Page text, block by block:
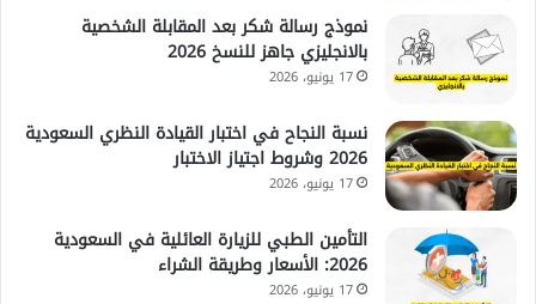
نموذج رسالة شكر بعد المقابلة الشخصية
بالانجليزي جاهز للنسخ 2026
17 يونيو، 2026
نسبة النجاح في اختبار القيادة النظري السعودية
2026 وشروط اجتياز الاختبار
17 يونيو، 2026
التأمين الطبي للزيارة العائلية في السعودية
2026: الأسعار وطريقة الشراء
17 يونيو، 2026